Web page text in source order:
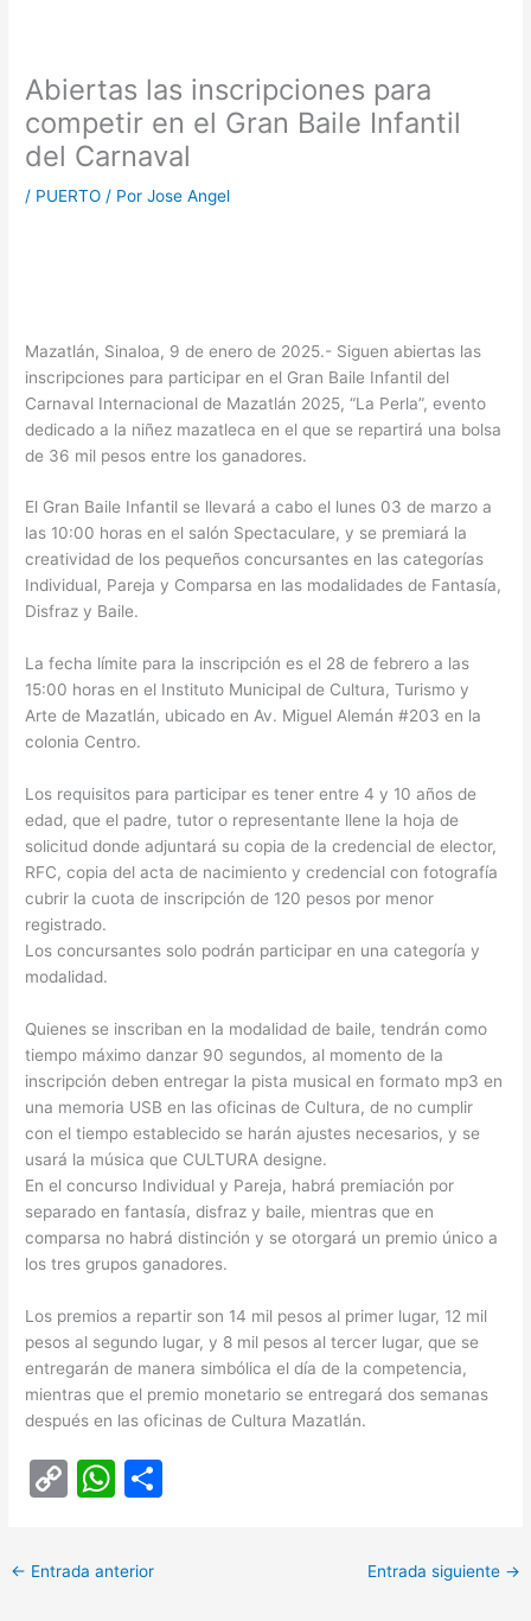
Abiertas las inscripciones para
competir en el Gran Baile Infantil
del Carnaval
/ PUERTO / PorJose Angel
Mazatlán, Sinaloa, 9 de enero de 2025.- Siguen abiertas las
inscripciones para participar en el Gran Baile Infantil del
Carnaval Internacional de Mazatlán 2025, “La Perla”, evento
dedicado a la niñez mazatleca en el que se repartirá una bolsa
de 36 mil pesos entre los ganadores.
El Gran Baile Infantil se llevará a cabo el lunes 03 de marzo a
las 10:00 horas en el salón Spectaculare, y se premiará la
creatividad de los pequeños concursantes en las categorías
Individual, Pareja y Comparsa en las modalidades de Fantasía,
Disfraz y Baile.
La fecha límite para la inscripción es el 28 de febrero a las
15:00 horas en el Instituto Municipal de Cultura, Turismo y
Arte de Mazatlán, ubicado en Av. Miguel Alemán #203 en la
colonia Centro.
Los requisitos para participar es tener entre 4 y 10 años de
edad, que el padre, tutor o representante llene la hoja de
solicitud donde adjuntará su copia de la credencial de elector,
RFC, copia del acta de nacimiento y credencial con fotografía
cubrir la cuota de inscripción de 120 pesos por menor
registrado.
Los concursantes solo podrán participar en una categoría y
modalidad.
Quienes se inscriban en la modalidad de baile, tendrán como
tiempo máximo danzar 90 segundos, al momento de la
inscripción deben entregar la pista musical en formato mp3 en
una memoria USB en las oficinas de Cultura, de no cumplir
con el tiempo establecido se harán ajustes necesarios, y se
usará la música que CULTURA designe.
En el concurso Individual y Pareja, habrá premiación por
separado en fantasía, disfraz y baile, mientras que en
comparsa no habrá distinción y se otorgará un premio único a
los tres grupos ganadores.
Los premios a repartir son 14 mil pesos al primer lugar, 12 mil
pesos al segundo lugar, y 8 mil pesos al tercer lugar, que se
entregarán de manera simbólica el día de la competencia,
mientras que el premio monetario se entregará dos semanas
después en las oficinas de Cultura Mazatlán.
C
p
y
W
at
s
← Entrada anterior Entrada siguiente →